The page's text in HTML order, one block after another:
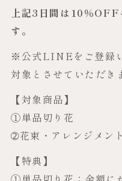
上記3日間は10％OFF
す。
※公式LINEをご登録
対象とさせていただき
【対象商品】
①単品切り花
➁花束・アレンジメント
【特典】